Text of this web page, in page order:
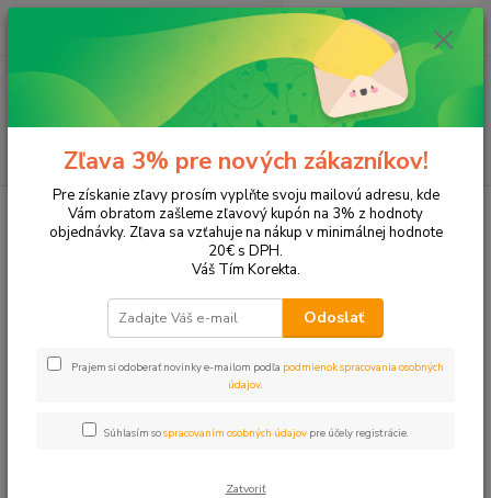
Hľadať
ks
za 0,00 EUR
Tonery a náplne do tlačiarní XEROX WorkCentre 3215
WorkCentre 3215
Upresniť parametre
Najdrahšie
Zobrazujem 1-1 z 1
Zľava 3% pre nových zákazníkov!
Pre získanie zľavy prosím vyplňte svoju mailovú adresu, kde
Vám obratom zašleme zľavový kupón na 3% z hodnoty
objednávky. Zľava sa vzťahuje na nákup v minimálnej hodnote
20€ s DPH.
Váš Tím Korekta.
Odoslať
Prajem si odoberať novinky e-mailom podľa podmienok spracovania osobných
údajov.
Súhlasím sospracovaním osobných údajov pre účely registrácie.
Zatvoriť